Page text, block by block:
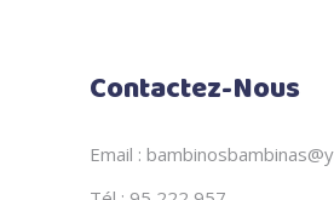
Contactez-Nous
Email :